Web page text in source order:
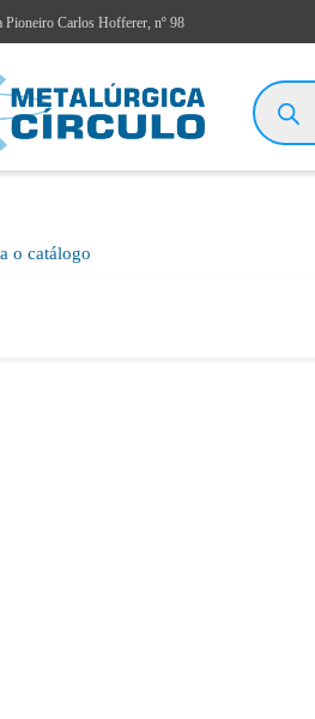
Pioneiro Carlos Hofferer, nº 98
o catálogo